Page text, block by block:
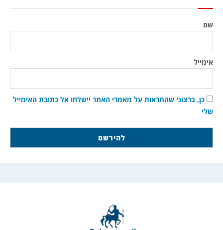
שם
אימייל
כן, ברצוני שהתראות על מאמרי האתר יישלחו אל כתובת האימייל
שלי